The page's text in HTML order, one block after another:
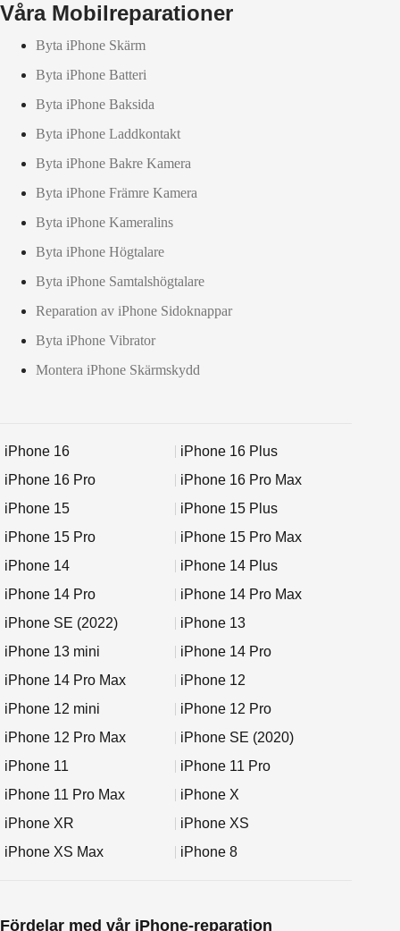
Våra Mobilreparationer
Byta iPhone Skärm
Byta iPhone Batteri
Byta iPhone Baksida
Byta iPhone Laddkontakt
Byta iPhone Bakre Kamera
Byta iPhone Främre Kamera
Byta iPhone Kameralins
Byta iPhone Högtalare
Byta iPhone Samtalshögtalare
Reparation av iPhone Sidoknappar
Byta iPhone Vibrator
Montera iPhone Skärmskydd
iPhone 16
iPhone 16 Plus
iPhone 16 Pro
iPhone 16 Pro Max
iPhone 15
iPhone 15 Plus
iPhone 15 Pro
iPhone 15 Pro Max
iPhone 14
iPhone 14 Plus
iPhone 14 Pro
iPhone 14 Pro Max
iPhone SE (2022)
iPhone 13
iPhone 13 mini
iPhone 14 Pro
iPhone 14 Pro Max
iPhone 12
iPhone 12 mini
iPhone 12 Pro
iPhone 12 Pro Max
iPhone SE (2020)
iPhone 11
iPhone 11 Pro
iPhone 11 Pro Max
iPhone X
iPhone XR
iPhone XS
iPhone XS Max
iPhone 8
Fördelar med vår iPhone-reparation